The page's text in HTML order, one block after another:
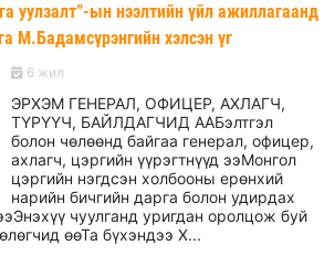
уулзалт”-ын нээлтийн үйл ажиллагаанд
М.Бадамсүрэнгийн хэлсэн үг
6 жил
ЭРХЭМ ГЕНЕРАЛ, ОФИЦЕР, АХЛАГЧ,
ТҮРҮҮЧ, БАЙЛДАГЧИД ААБэлтгэл
болон чөлөөнд байгаа генерал, офицер,
ахлагч, цэргийн үүрэгтнүүд ээМонгол
цэргийн нэгдсэн холбооны ерөнхий
нарийн бичгийн дарга болон удирдах
чуулганд уригдан оролцож буй
өөТа бүхэндээ Х...